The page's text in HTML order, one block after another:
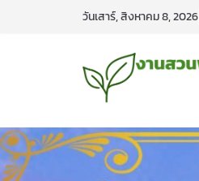
วันเสาร์, สิงหาคม 8, 2026